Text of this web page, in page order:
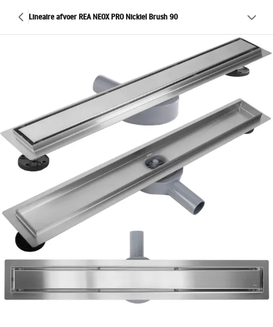
Lineaire afvoer REA NEOX PRO Nickiel Brush 90